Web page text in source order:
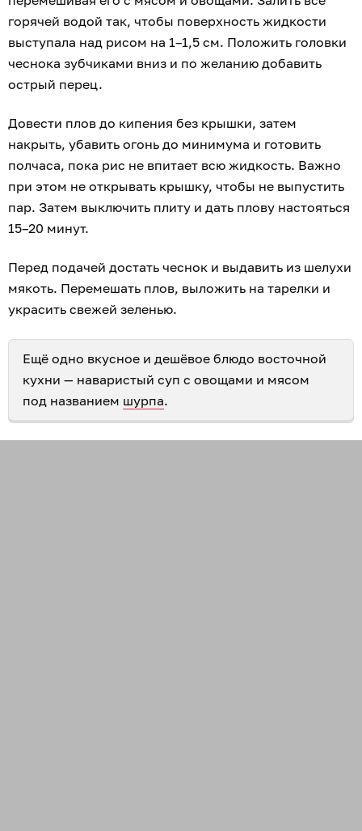
горячей водой так, чтобы поверхность жидкости
выступала над рисом на 1–1,5 см. Положить головки
чеснока зубчиками вниз и по желанию добавить
острый перец.
Довести плов до кипения без крышки, затем
накрыть, убавить огонь до минимума и готовить
полчаса, пока рис не впитает всю жидкость. Важно
при этом не открывать крышку, чтобы не выпустить
пар. Затем выключить плиту и дать плову настояться
15–20 минут.
Перед подачей достать чеснок и выдавить из шелухи
мякоть. Перемешать плов, выложить на тарелки и
украсить свежей зеленью.
Ещё одно вкусное и дешёвое блюдо восточной
кухни — наваристый суп с овощами и мясом
под названием шурпа.